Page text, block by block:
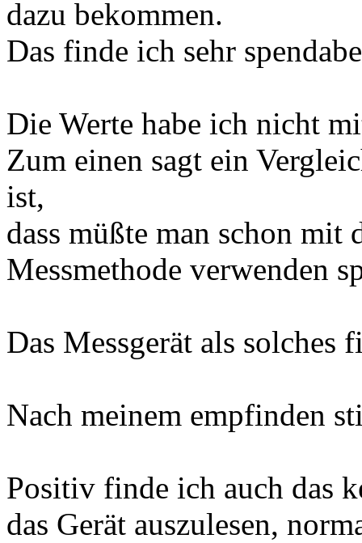
dazu bekommen.
Das finde ich sehr
Die Werte habe ich nicht
Zum einen sagt ein
ist,
dass müßte man schon mit
Messmethode verwenden
Das Messgerät als
Nach meinem empfinden
Positiv finde ich auch das
das Gerät auszulesen,